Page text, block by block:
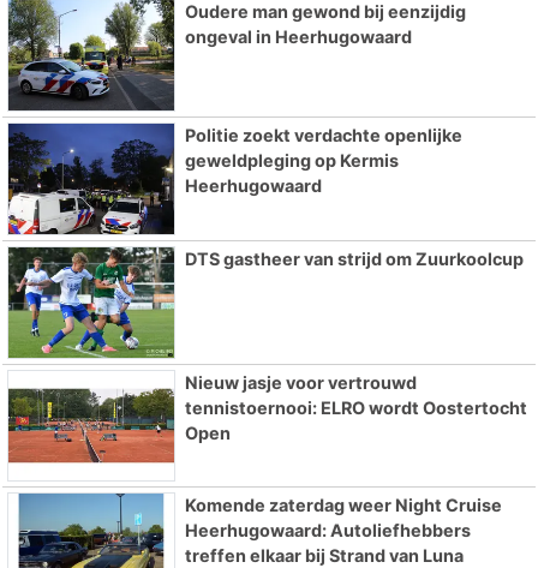
Oudere man gewond bij eenzijdig
ongeval in Heerhugowaard
Politie zoekt verdachte openlijke
geweldpleging op Kermis
Heerhugowaard
DTS gastheer van strijd om Zuurkoolcup
Nieuw jasje voor vertrouwd
tennistoernooi: ELRO wordt Oostertocht
Open
Komende zaterdag weer Night Cruise
Heerhugowaard: Autoliefhebbers
treffen elkaar bij Strand van Luna